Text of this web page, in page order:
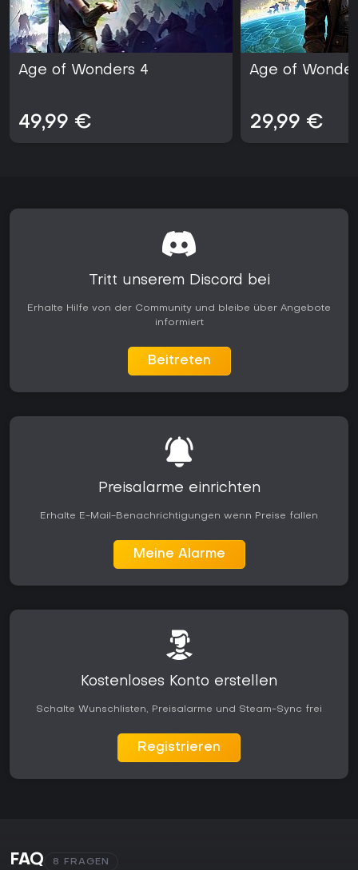
Age of Wonders 4
49,99 €
Age of
29,99 €
Tritt unserem Discord bei
Erhalte Hilfe von der Community und bleibe über Angebote
informiert
Beitreten
Preisalarme einrichten
Erhalte E-Mail-Benachrichtigungen wenn Preise fallen
Meine Alarme
Kostenloses Konto erstellen
Schalte Wunschlisten, Preisalarme und Steam-Sync frei
Registrieren
FAQ 8 FRAGEN